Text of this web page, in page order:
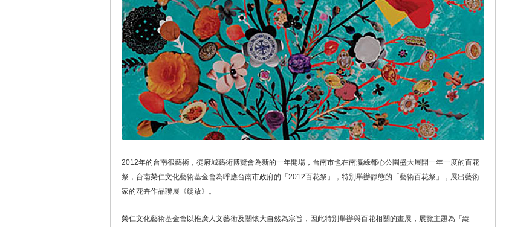
2012年的台南很藝術，從府城藝術博覽會為新的一年開場，台南市也在南瀛綠都心公園盛大展開一年一度的百花
祭，台南榮仁文化藝術基金會為呼應台南市政府的「2012百花祭」，特別舉辦靜態的「藝術百花祭」，展出藝術
家的花卉作品聯展《綻放》。
榮仁文化藝術基金會以推廣人文藝術及關懷大自然為宗旨，因此特別舉辦與百花相關的畫展，展覽主題為「綻